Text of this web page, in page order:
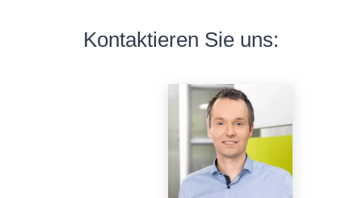
Kontak­tie­ren Sie uns: